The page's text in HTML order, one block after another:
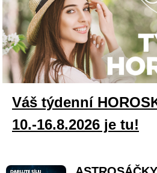
Váš týdenní
10.-16.8.2026 je tu!